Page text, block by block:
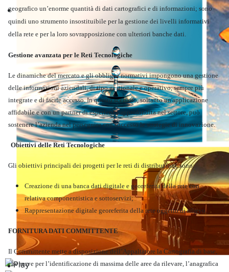
Territorio
Ambiente
geografico un’enorme quantità di dati cartografici e di informazioni; sono
quindi uno strumento insostituibile per la gestione dei livelli informativi
della rete e per la loro sovrapposizione con ulteriori banche dati.
Gestione avanzata per le Reti Tecnologiche
Le dinamiche del mercato e gli obblighi normativi impongono una gestione
delle informazioni aziendali, di tipo gestionale e operativo, sempre più
integrate e di facile accesso. In questo scenario, soltanto un'applicazione
affidabile e con un partner di esperienza approfondita nel settore, può
sostenere l’azienda nel perseguire con successo le strategie di innovazione.
Obiettivi delle Reti Tecnologiche
Gli obiettivi principali dei progetti per le reti di distribuzione sono:
Creazione di una banca dati digitale e georeferita della rete con
relativa componentistica e sottoservizi;
Rappresentazione digitale georeferita della rete oggetto di rilievo.
FORNITURA DATI COMMITTENTE
Il Committente mette a disposizione dell’Appaltatore la Cartografia di base,
che serve per l’identificazione di massima delle aree da rilevare, l’anagrafica